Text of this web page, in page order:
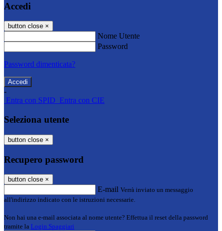
Accedi
button close ×
Nome Utente
Password
Password dimenticata?
-
Entra con SPID Entra con CIE
Seleziona utente
button close ×
Recupero password
button close ×
E-mail Verrà inviato un messaggio
all'indirizzo indicato con le istruzioni necessarie.
Non hai una e-mail associata al nome utente? Effettua il reset della password
tramite la Login Spaggiari